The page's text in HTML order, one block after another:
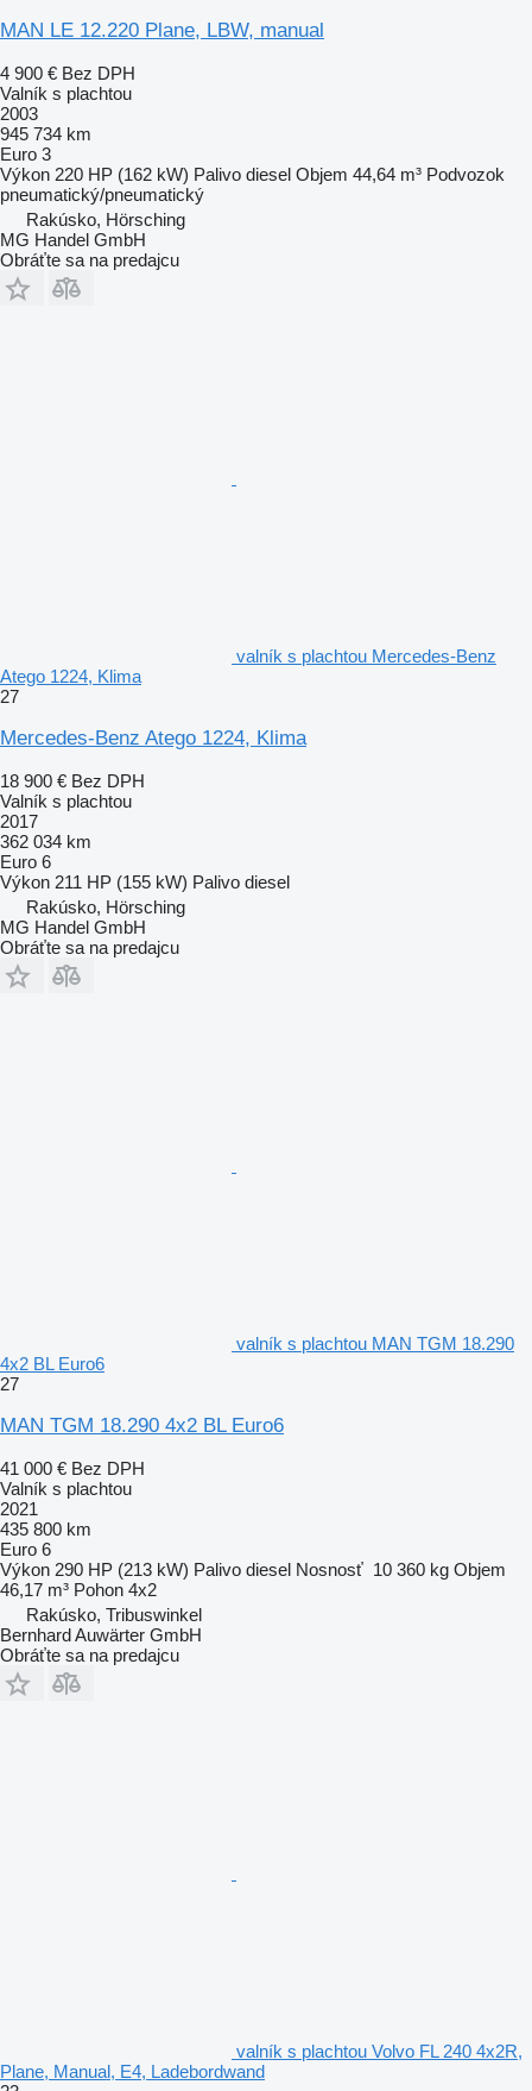
MAN LE 12.220 Plane, LBW, manual
4 900 € Bez DPH
Valník s plachtou
2003
945 734 km
Euro 3
Výkon 220 HP (162 kW) Palivo diesel Objem 44,64 m³ Podvozok
pneumatický/pneumatický
Rakúsko, Hörsching
MG Handel GmbH
Obráťte sa na predajcu
valník s plachtou Mercedes-Benz
Atego 1224, Klima
27
Mercedes-Benz Atego 1224, Klima
18 900 € Bez DPH
Valník s plachtou
2017
362 034 km
Euro 6
Výkon 211 HP (155 kW) Palivo diesel
Rakúsko, Hörsching
MG Handel GmbH
Obráťte sa na predajcu
valník s plachtou MAN TGM 18.290
4x2 BL Euro6
27
MAN TGM 18.290 4x2 BL Euro6
41 000 € Bez DPH
Valník s plachtou
2021
435 800 km
Euro 6
Výkon 290 HP (213 kW) Palivo diesel Nosnosť 10 360 kg Objem
46,17 m³ Pohon 4x2
Rakúsko, Tribuswinkel
Bernhard Auwärter GmbH
Obráťte sa na predajcu
valník s plachtou Volvo FL 240 4x2R,
Plane, Manual, E4, Ladebordwand